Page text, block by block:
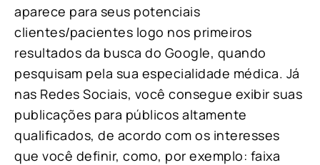
aparece para seus potenciais
clientes/pacientes logo nos primeiros
resultados da busca do Google, quando
pesquisam pela sua especialidade médica. Já
nas Redes Sociais, você consegue exibir suas
publicações para públicos altamente
qualificados, de acordo com os interesses
que você definir, como, por exemplo: faixa